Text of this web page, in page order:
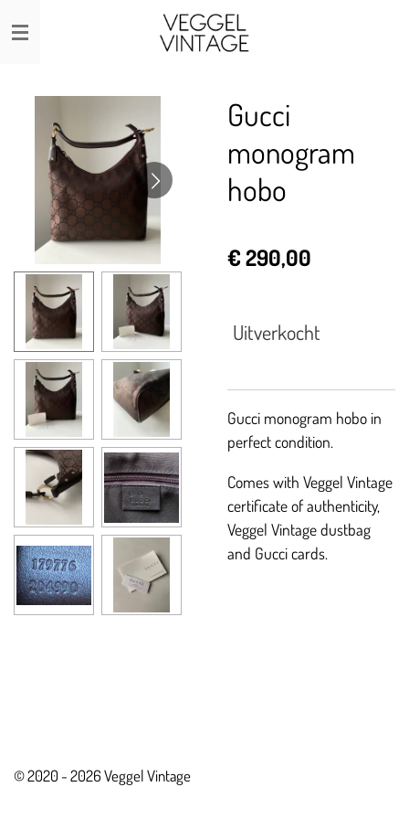
Ga
direct
Gucci
monogram
hobo
€ 290,00
Uitverkocht
Gucci monogram hobo in
perfect condition.
Comes with Veggel Vintage
certificate of authenticity,
Veggel Vintage dustbag
and Gucci cards.
© 2020 - 2026 Veggel Vintage